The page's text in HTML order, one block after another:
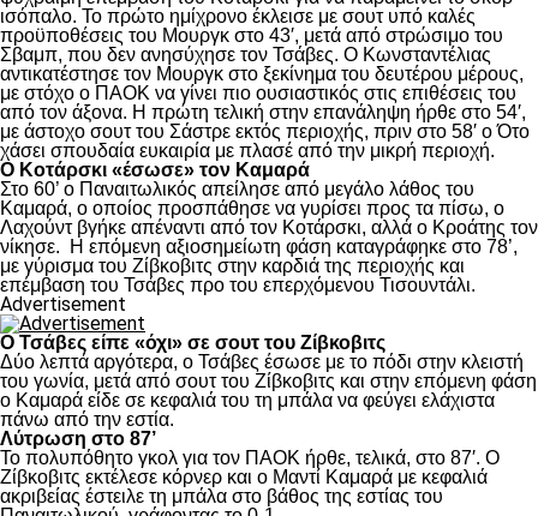
ισόπαλο. Το πρώτο ημίχρονο έκλεισε με σουτ υπό καλές
προϋποθέσεις του Μουργκ στο 43′, μετά από στρώσιμο του
Σβαμπ, που δεν ανησύχησε τον Τσάβες. Ο Κωνσταντέλιας
αντικατέστησε τον Μουργκ στο ξεκίνημα του δευτέρου μέρους,
με στόχο ο ΠΑΟΚ να γίνει πιο ουσιαστικός στις επιθέσεις του
από τον άξονα. Η πρώτη τελική στην επανάληψη ήρθε στο 54′,
με άστοχο σουτ του Σάστρε εκτός περιοχής, πριν στο 58′ ο Ότο
χάσει σπουδαία ευκαιρία με πλασέ από την μικρή περιοχή.
Ο Κοτάρσκι «έσωσε» τον Καμαρά
Στο 60’ ο Παναιτωλικός απείλησε από μεγάλο λάθος του
Καμαρά, ο οποίος προσπάθησε να γυρίσει προς τα πίσω, ο
Λαχούντ βγήκε απέναντι από τον Κοτάρσκι, αλλά ο Κροάτης τον
νίκησε. Η επόμενη αξιοσημείωτη φάση καταγράφηκε στο 78’,
με γύρισμα του Ζίβκοβιτς στην καρδιά της περιοχής και
επέμβαση του Τσάβες προ του επερχόμενου Τισουντάλι.
Advertisement
Ο Τσάβες είπε «όχι» σε σουτ του Ζίβκοβιτς
Δύο λεπτά αργότερα, ο Τσάβες έσωσε με το πόδι στην κλειστή
του γωνία, μετά από σουτ του Ζίβκοβιτς και στην επόμενη φάση
ο Καμαρά είδε σε κεφαλιά του τη μπάλα να φεύγει ελάχιστα
πάνω από την εστία.
Λύτρωση στο 87’
Το πολυπόθητο γκολ για τον ΠΑΟΚ ήρθε, τελικά, στο 87′. Ο
Ζίβκοβιτς εκτέλεσε κόρνερ και ο Μαντί Καμαρά με κεφαλιά
ακριβείας έστειλε τη μπάλα στο βάθος της εστίας του